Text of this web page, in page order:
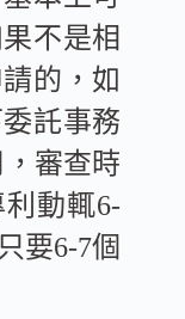
不是相
的，如
託事務
，審查時
動輒6-
要6-7個